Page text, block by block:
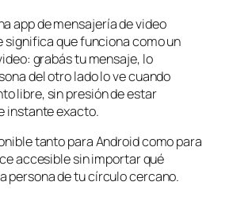
app de mensajería de video
significa que funciona como un
grabás tu mensaje, lo
del otro lado lo ve cuando
libre, sin presión de estar
instante exacto.
tanto para Android como para
accesible sin importar qué
persona de tu círculo cercano.